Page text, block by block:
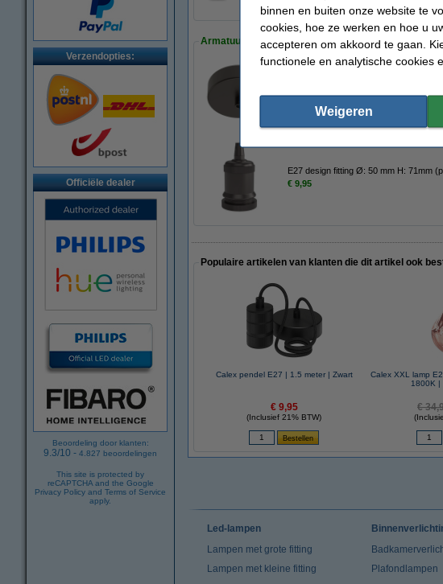
Verzendopties:
Officiële dealer
Beoordeling door klanten:
9.3/10 - 4.827 beoordelingen
This site is protected by
reCAPTCHA and the Google
Privacy Policy and Terms of Service
apply.
Armatuur:
€ 5,95
E27 design fitting Ø: 50 mm H: 71mm
€ 9,95
Populaire artikelen van klanten die dit artikel ook
Calex pendel E27 | 1.5 meter | Zwart
€ 9,95
(Inclusief 21% BTW)
Calex XXL lamp
1800K |
€
Led-lampen
Lampen met grote fitting
Lampen met kleine fitting
Plafondlampen
binnen en buiten onze website te
cookies, hoe ze werken en hoe u
accepteren om akkoord te gaan.
functionele en analytische cookies
Weigeren